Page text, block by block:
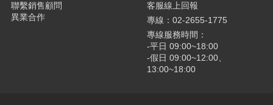
聯繫銷售顧問
異業合作
客服線上回報
專線：02-2655-1775
專線服務時間：
-平日 09:00~18:00
-假日 09:00~12:00、
13:00~18:00